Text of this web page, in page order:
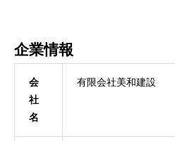
企業情報
会
社
名
有限会社美和建設